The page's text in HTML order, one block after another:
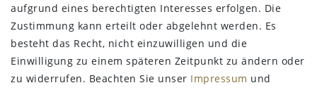
STAY CONNECTED
aufgrund eines berechtigten Interesses erfolgen. Die
Zustimmung kann erteilt oder abgelehnt werden. Es
besteht das Recht, nicht einzuwilligen und die
Einwilligung zu einem späteren Zeitpunkt zu ändern oder
zu widerrufen. Beachten Sie unser Impressum und